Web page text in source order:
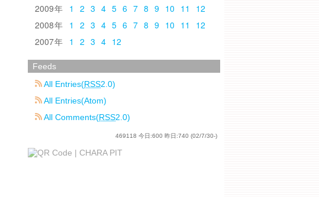
2009
1 2 3 4 5 6 7 8 9 10 11
12
2008
1 2 3 4 5 6 7 8 9 10 11
12
2007
1 2 3 4 12
Feeds
All Entries(RSS2.0)
All Entries(Atom)
All Comments(RSS2.0)
469118 今日:600 昨日:740 (02/7/30-)